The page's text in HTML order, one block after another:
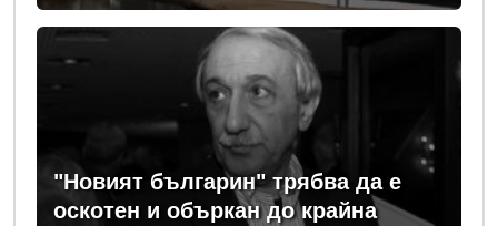
"Козлодуй"?
"Новият българин" трябва да е
оскотен и объркан до крайна